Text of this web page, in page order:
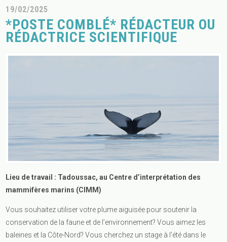
19/02/2025
*POSTE COMBLÉ* RÉDACTEUR OU
RÉDACTRICE SCIENTIFIQUE
Lieu de travail : Tadoussac, au Centre d’interprétation des
mammifères marins (CIMM)
Vous souhaitez utiliser votre plume aiguisée pour soutenir la
conservation de la faune et de l’environnement? Vous aimez les
baleines et la Côte-Nord? Vous cherchez un stage à l’été dans le